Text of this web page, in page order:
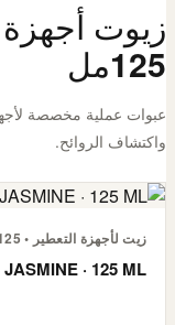
زيوت أجهزة
125مل
عبوات عملية مخصصة
واكتشاف الروائح.
زيت لأجهزة التعطير • 125 مل
· 125 ML